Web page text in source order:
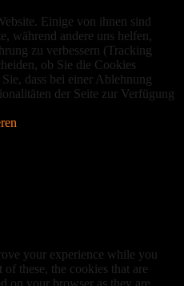
Einige von ihnen sind
während andere uns helfen,
zu verbessern (Tracking
ob Sie die Cookies
dass bei einer Ablehnung
der Seite zur Verfügung
your experience while you
these, the cookies that are